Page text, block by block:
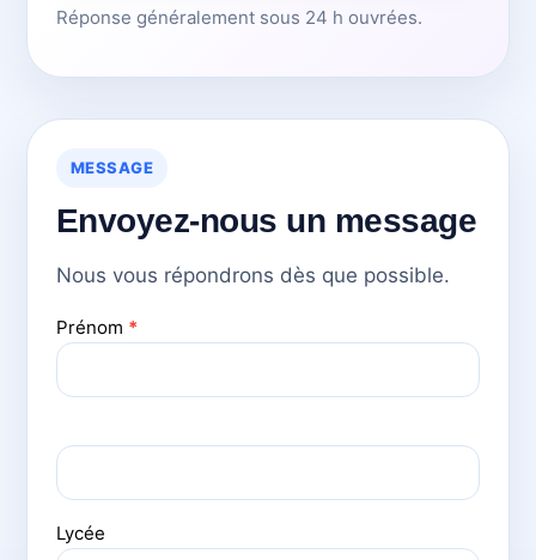
Réponse généralement sous 24 h ouvrées.
MESSAGE
Envoyez-nous un message
Nous vous répondrons dès que possible.
Contact
Us
Prénom *
Lycée